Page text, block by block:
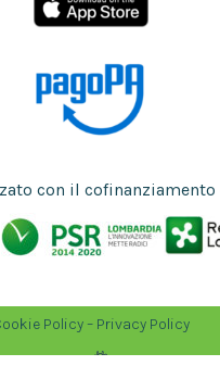
con il cofinanziamento
Policy – Privacy Policy